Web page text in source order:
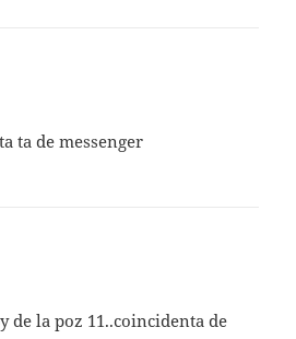
ta de messenger
de la poz 11..coincidenta de